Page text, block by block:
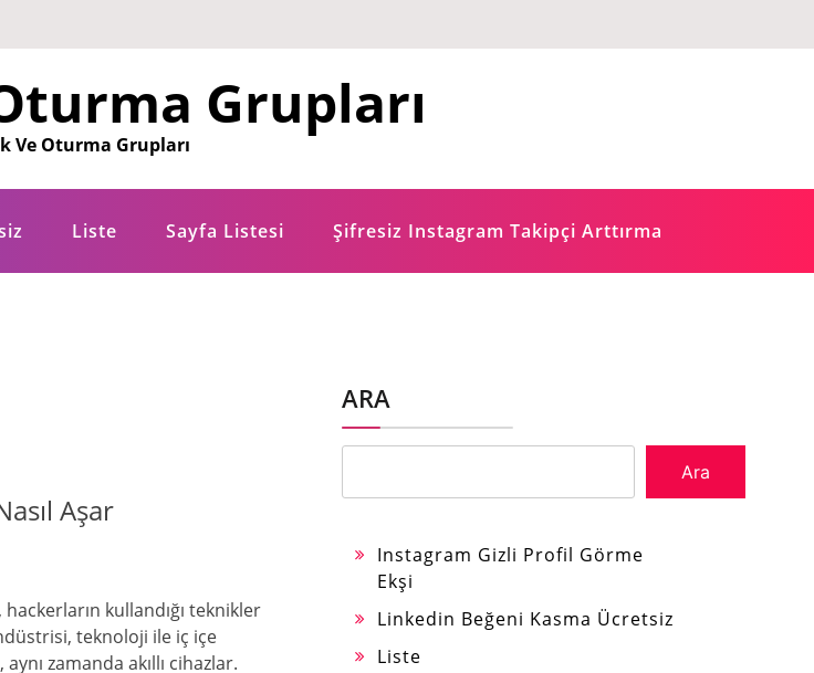
Grupları
Ve Oturma Grupları
Liste Sayfa Listesi Şifresiz Instagram Takipçi Arttırma
Aşar
kullandığı teknikler
teknoloji ile iç içe
zamanda akıllı cihazlar.
ARA
Ara
Instagram Gizli Profil Görme
Ekşi
Linkedin Beğeni Kasma Ücretsiz
Liste